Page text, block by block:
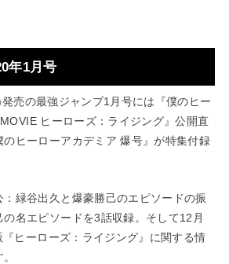
年1月号
売の最強ジャンプ1月号には『僕のヒー
ヒーローズ：ライジング』公開直
ヒーローアカデミア 爆号』が特集付録
緑谷出久と爆豪勝己のエピソードの振
の名エピソードを3話収録。そして12月
ヒーローズ：ライジング』に関する情